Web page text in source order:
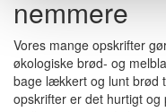
nemmere
Vores mange opskrifter
økologiske brød- og
bage lækkert og lunt brød
opskrifter er det hurtigt